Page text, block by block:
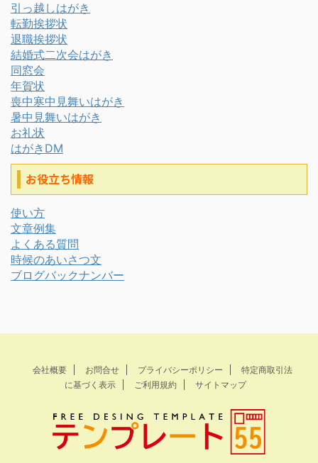
引っ越しはがき
転勤挨拶状
退職挨拶状
結婚式二次会はがき
同窓会
年賀状
喪中寒中見舞いはがき
暑中見舞いはがき
お礼状
はがきDM
お役立ち情報
使い方
文章例集
よくある質問
時候のあいさつ文
ブログバックナンバー
会社概要 お問合せ プライバシーポリシー
特定商取引法
に基づく表示
ご利用規約 サイトマップ